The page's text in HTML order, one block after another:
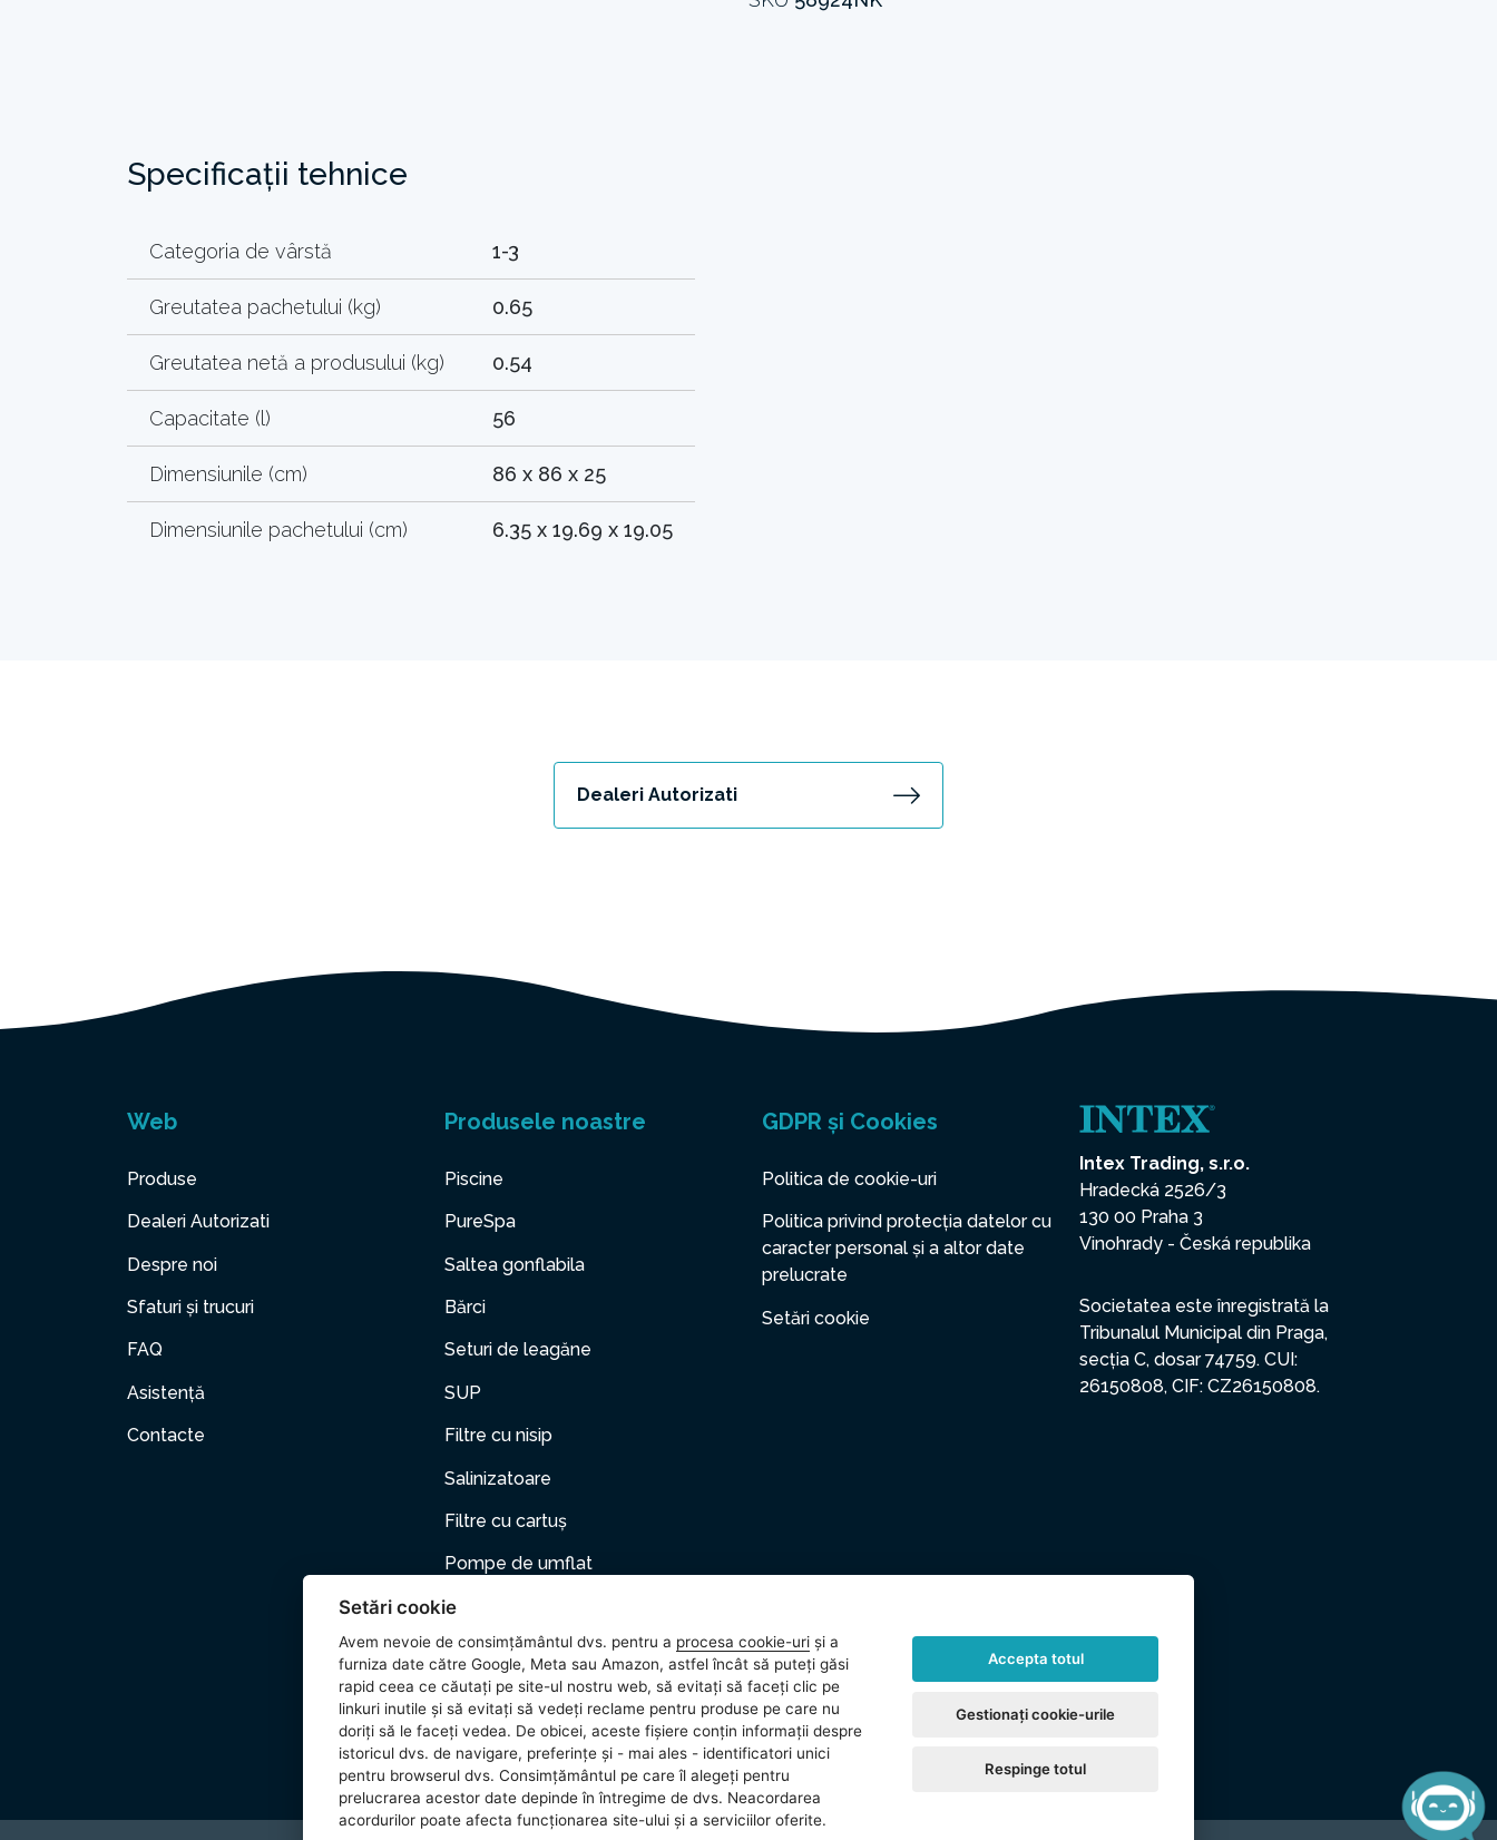
Specificații tehnice
Categoria de vârstă 1-3
Greutatea pachetului (kg) 0.65
Greutatea netă a produsului (kg) 0.54
Capacitate (l) 56
Dimensiunile (cm) 86 x 86 x 25
Dimensiunile pachetului (cm) 6.35 x 19.69 x 19.05
Dealeri Autorizati
Web
Produse
Dealeri Autorizati
Despre noi
Sfaturi și trucuri
FAQ
Asistență
Contacte
Produsele noastre
Piscine
PureSpa
Saltea gonflabila
Bărci
Seturi de leagăne
SUP
Filtre cu nisip
Salinizatoare
Filtre cu cartuș
Pompe de umflat
Mobilier gonflabil
Animale de companie
Accesorii
Wetset (gonflabile)
GDPR și Cookies
Politica de cookie-uri
Politica privind protecția datelor cu
caracter personal și a altor date
prelucrate
Setări cookie
Intex Trading, s.r.o.
Hradecká 2526/3
130 00 Praha 3
Vinohrady - Česká republika
Societatea este înregistrată la
Tribunalul Municipal din Praga,
secția C, dosar 74759. CUI:
26150808, CIF: CZ26150808.
Setări cookie
Avem nevoie de consimțământul dvs. pentru a procesa cookie-uri și a
furniza date către Google, Meta sau Amazon, astfel încât să puteți găsi
rapid ceea ce căutați pe site-ul nostru web, să evitați să faceți clic pe
linkuri inutile și să evitați să vedeți reclame pentru produse pe care nu
doriți să le faceți vedea. De obicei, aceste fișiere conțin informații despre
istoricul dvs. de navigare, preferințe și - mai ales - identificatori unici
pentru browserul dvs. Consimțământul pe care îl alegeți pentru
prelucrarea acestor date depinde în întregime de dvs. Neacordarea
acordurilor poate afecta funcționarea site-ului și a serviciilor oferite.
Accepta totul
Gestionați cookie-urile
Respinge totul